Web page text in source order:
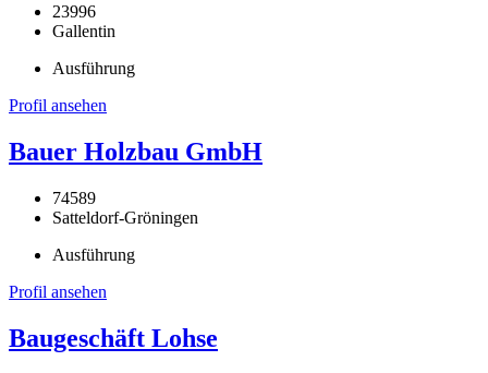
23996
Gallentin
Ausführung
Profil ansehen
Bauer Holzbau GmbH
74589
Satteldorf-Gröningen
Ausführung
Profil ansehen
Baugeschäft Lohse